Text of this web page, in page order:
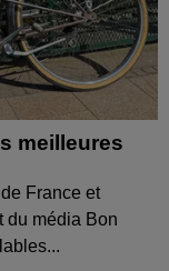
meilleures
France et
du média Bon